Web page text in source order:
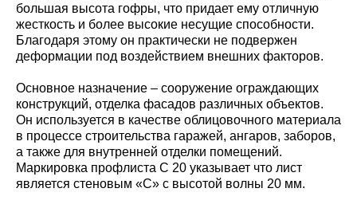
большая высота гофры, что придает ему отличную
жесткость и более высокие несущие способности.
Благодаря этому он практически не подвержен
деформации под воздействием внешних факторов.
Основное назначение – сооружение ограждающих
конструкций, отделка фасадов различных объектов.
Он используется в качестве облицовочного материала
в процессе строительства гаражей, ангаров, заборов,
а также для внутренней отделки помещений.
Маркировка профлиста С 20 указывает что лист
является стеновым «С» с высотой волны 20 мм.